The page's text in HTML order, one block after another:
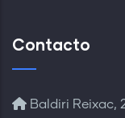
Contacto
Baldiri Reixac,